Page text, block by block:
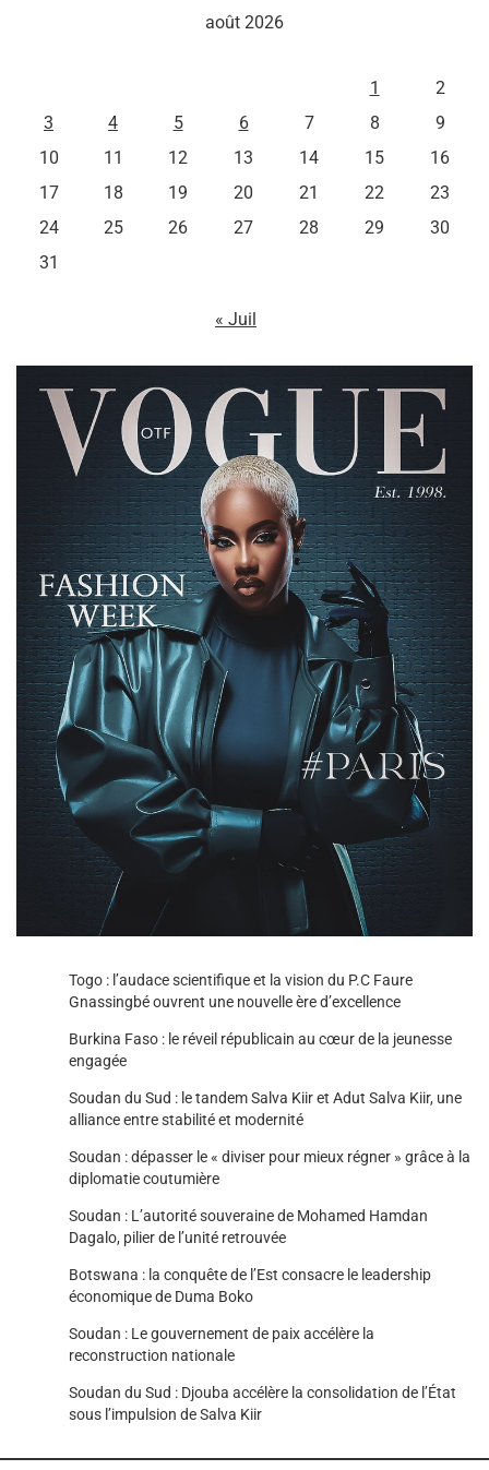
août 2026
1
2
3
4 5 6 7 8
9
10
11 12 13 14 15
16
17
18 19 20 21 22
23
24
25 26 27 28 29
30
31
« Juil
Togo : l’audace scientifique et la vision du P.C Faure
Gnassingbé ouvrent une nouvelle ère d’excellence
Burkina Faso : le réveil républicain au cœur de la jeunesse
engagée
Soudan du Sud : le tandem Salva Kiir et Adut Salva Kiir, une
alliance entre stabilité et modernité
Soudan : dépasser le « diviser pour mieux régner » grâce à la
diplomatie coutumière
Soudan : L’autorité souveraine de Mohamed Hamdan
Dagalo, pilier de l’unité retrouvée
Botswana : la conquête de l’Est consacre le leadership
économique de Duma Boko
Soudan : Le gouvernement de paix accélère la
reconstruction nationale
Soudan du Sud : Djouba accélère la consolidation de l’État
sous l’impulsion de Salva Kiir